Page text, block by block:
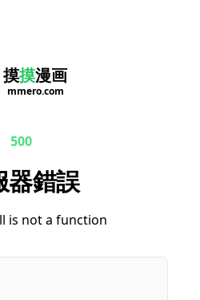
摸摸漫画
mmero.com
500
器錯誤
is not a function